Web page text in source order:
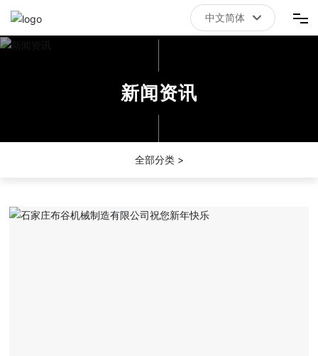
拼搏体育（China）有限责任公司官网
关于我们
中文简体
新闻资讯
全部分类 >